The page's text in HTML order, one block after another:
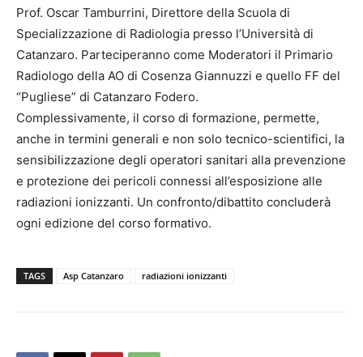
Prof. Oscar Tamburrini, Direttore della Scuola di
Specializzazione di Radiologia presso l’Università di
Catanzaro. Parteciperanno come Moderatori il Primario
Radiologo della AO di Cosenza Giannuzzi e quello FF del
“Pugliese” di Catanzaro Fodero.
Complessivamente, il corso di formazione, permette,
anche in termini generali e non solo tecnico-scientifici, la
sensibilizzazione degli operatori sanitari alla prevenzione
e protezione dei pericoli connessi all’esposizione alle
radiazioni ionizzanti. Un confronto/dibattito concluderà
ogni edizione del corso formativo.
TAGS Asp Catanzaro radiazioni ionizzanti